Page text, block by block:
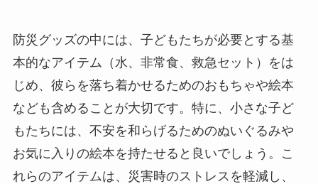
防災グッズの中には、子どもたちが必要とする基
本的なアイテム（水、非常食、救急セット）をは
じめ、彼らを落ち着かせるためのおもちゃや絵本
なども含めることが大切です。特に、小さな子ど
もたちには、不安を和らげるためのぬいぐるみや
お気に入りの絵本を持たせると良いでしょう。こ
れらのアイテムは、災害時のストレスを軽減し、